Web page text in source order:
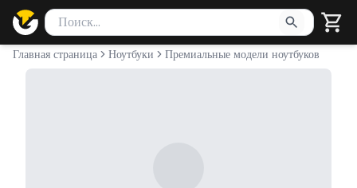
Поиск товаров
Введите минимум 2 символа для поиска. Нажмите Enter
Главная страница Ноутбуки Премиальные модели ноутбуков